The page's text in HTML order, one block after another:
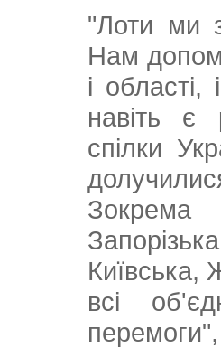
"Лоти ми
Нам
і
навіть є
спілки
Зокрема
Київська,
всі